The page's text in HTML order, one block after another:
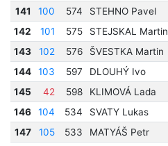
141
100 574 STEHNO Pavel
142
101 575 STEJSKAL Martin
143
102 576 ŠVESTKA Martin
144
103 597 DLOUHÝ Ivo
145
42 598 KLIMOVÁ Lada
146
104 534 SVATY Lukas
147
105 533 MATYÁŠ Petr